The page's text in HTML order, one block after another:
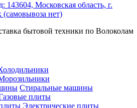
143604, Московская область, г.
(самовывоза нет)
Стиральные машины
плиты
Электрические плиты